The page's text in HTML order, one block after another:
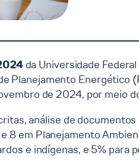
da Universidade
Planejamento Energético
de 2024, por meio
análise de
8 em Planejamento
e indígenas, e 5% para